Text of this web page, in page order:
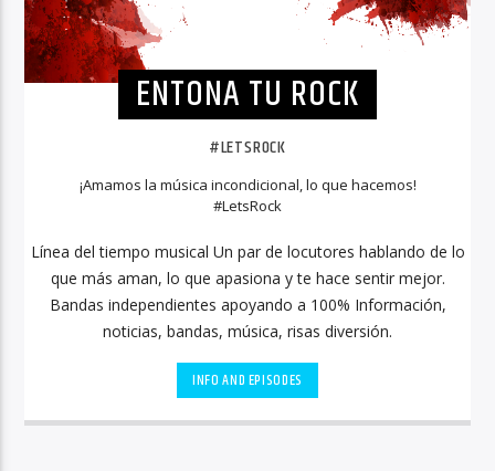
ENTONA TU ROCK
#LETSROCK
¡Amamos la música incondicional, lo que hacemos!
#LetsRock
Línea del tiempo musical Un par de locutores hablando de lo
que más aman, lo que apasiona y te hace sentir mejor.
Bandas independientes apoyando a 100% Información,
noticias, bandas, música, risas diversión.
INFO AND EPISODES